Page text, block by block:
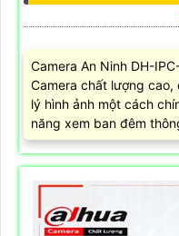
Camera An Ninh DH-
Camera chất lượng
lý hình ảnh một cách
năng xem ban đêm